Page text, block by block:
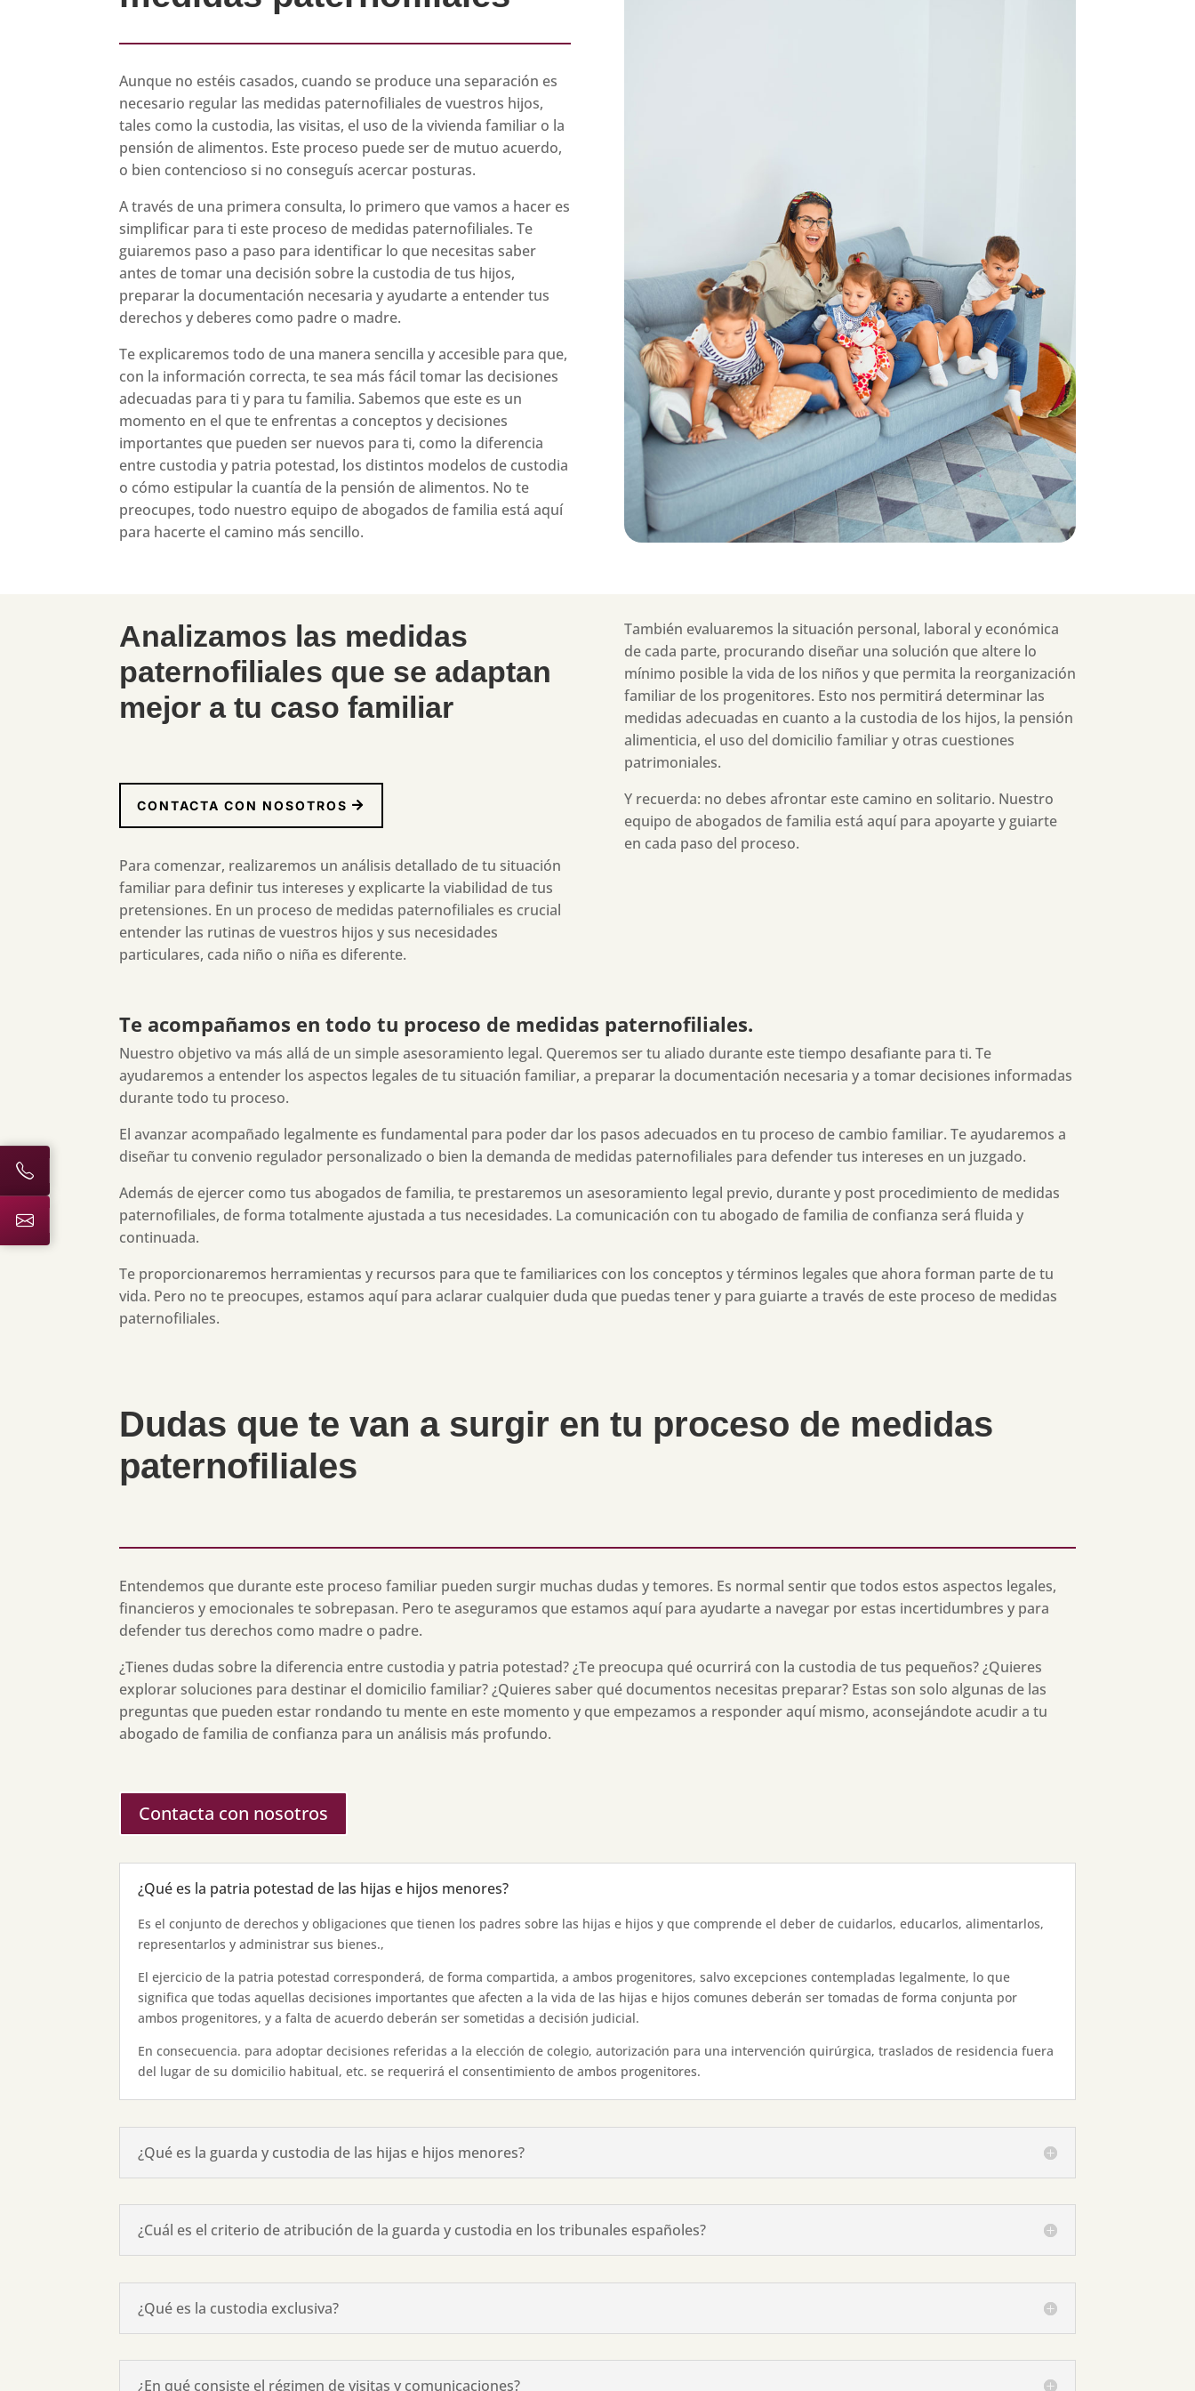
Aunque no estéis casados, cuando se produce una separación es
necesario regular las medidas paternofiliales de vuestros hijos,
tales como la custodia, las visitas, el uso de la vivienda familiar o la
pensión de alimentos. Este proceso puede ser de mutuo acuerdo,
o bien contencioso si no conseguís acercar posturas.
A través de una primera consulta, lo primero que vamos a hacer es
simplificar para ti este proceso de medidas paternofiliales. Te
guiaremos paso a paso para identificar lo que necesitas saber
antes de tomar una decisión sobre la custodia de tus hijos,
preparar la documentación necesaria y ayudarte a entender tus
derechos y deberes como padre o madre.
Te explicaremos todo de una manera sencilla y accesible para que,
con la información correcta, te sea más fácil tomar las decisiones
adecuadas para ti y para tu familia. Sabemos que este es un
momento en el que te enfrentas a conceptos y decisiones
importantes que pueden ser nuevos para ti, como la diferencia
entre custodia y patria potestad, los distintos modelos de custodia
o cómo estipular la cuantía de la pensión de alimentos. No te
preocupes, todo nuestro equipo de abogados de familia está aquí
para hacerte el camino más sencillo.
Analizamos las medidas
paternofiliales que se adaptan
mejor a tu caso familiar
CONTACTA CON NOSOTROS
Para comenzar, realizaremos un análisis detallado de tu situación
familiar para definir tus intereses y explicarte la viabilidad de tus
pretensiones. En un proceso de medidas paternofiliales es crucial
entender las rutinas de vuestros hijos y sus necesidades
particulares, cada niño o niña es diferente.
También evaluaremos la situación personal, laboral y económica
de cada parte, procurando diseñar una solución que altere lo
mínimo posible la vida de los niños y que permita la reorganización
familiar de los progenitores. Esto nos permitirá determinar las
medidas adecuadas en cuanto a la custodia de los hijos, la pensión
alimenticia, el uso del domicilio familiar y otras cuestiones
patrimoniales.
Y recuerda: no debes afrontar este camino en solitario. Nuestro
equipo de abogados de familia está aquí para apoyarte y guiarte
en cada paso del proceso.
Te acompañamos en todo tu proceso de medidas paternofiliales.
Nuestro objetivo va más allá de un simple asesoramiento legal. Queremos ser tu aliado durante este tiempo desafiante para ti. Te
ayudaremos a entender los aspectos legales de tu situación familiar, a preparar la documentación necesaria y a tomar decisiones informadas
durante todo tu proceso.
El avanzar acompañado legalmente es fundamental para poder dar los pasos adecuados en tu proceso de cambio familiar. Te ayudaremos a
diseñar tu convenio regulador personalizado o bien la demanda de medidas paternofiliales para defender tus intereses en un juzgado.
Además de ejercer como tus abogados de familia, te prestaremos un asesoramiento legal previo, durante y post procedimiento de medidas
paternofiliales, de forma totalmente ajustada a tus necesidades. La comunicación con tu abogado de familia de confianza será fluida y
continuada.
Te proporcionaremos herramientas y recursos para que te familiarices con los conceptos y términos legales que ahora forman parte de tu
vida. Pero no te preocupes, estamos aquí para aclarar cualquier duda que puedas tener y para guiarte a través de este proceso de medidas
paternofiliales.
Dudas que te van a surgir en tu proceso de medidas
paternofiliales
Entendemos que durante este proceso familiar pueden surgir muchas dudas y temores. Es normal sentir que todos estos aspectos legales,
financieros y emocionales te sobrepasan. Pero te aseguramos que estamos aquí para ayudarte a navegar por estas incertidumbres y para
defender tus derechos como madre o padre.
¿Tienes dudas sobre la diferencia entre custodia y patria potestad? ¿Te preocupa qué ocurrirá con la custodia de tus pequeños? ¿Quieres
explorar soluciones para destinar el domicilio familiar? ¿Quieres saber qué documentos necesitas preparar? Estas son solo algunas de las
preguntas que pueden estar rondando tu mente en este momento y que empezamos a responder aquí mismo, aconsejándote acudir a tu
abogado de familia de confianza para un análisis más profundo.
Contacta con nosotros
¿Qué es la patria potestad de las hijas e hijos menores?
Es el conjunto de derechos y obligaciones que tienen los padres sobre las hijas e hijos y que comprende el deber de cuidarlos, educarlos, alimentarlos,
representarlos y administrar sus bienes.,
El ejercicio de la patria potestad corresponderá, de forma compartida, a ambos progenitores, salvo excepciones contempladas legalmente, lo que
significa que todas aquellas decisiones importantes que afecten a la vida de las hijas e hijos comunes deberán ser tomadas de forma conjunta por
ambos progenitores, y a falta de acuerdo deberán ser sometidas a decisión judicial.
En consecuencia. para adoptar decisiones referidas a la elección de colegio, autorización para una intervención quirúrgica, traslados de residencia fuera
del lugar de su domicilio habitual, etc. se requerirá el consentimiento de ambos progenitores.
¿Qué es la guarda y custodia de las hijas e hijos menores?
¿Cuál es el criterio de atribución de la guarda y custodia en los tribunales españoles?
¿Qué es la custodia exclusiva?
¿En qué consiste el régimen de visitas y comunicaciones?